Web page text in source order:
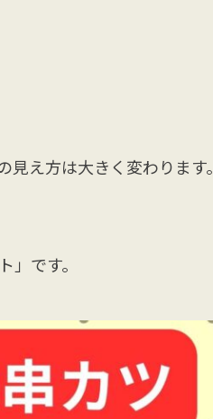
え方は大きく変わります。
です。